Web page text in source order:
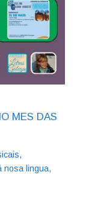
MES DAS
nosa lingua,